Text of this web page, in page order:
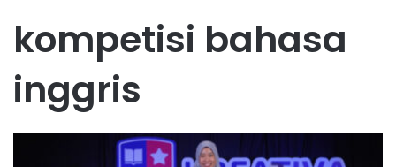
kompetisi bahasa
inggris